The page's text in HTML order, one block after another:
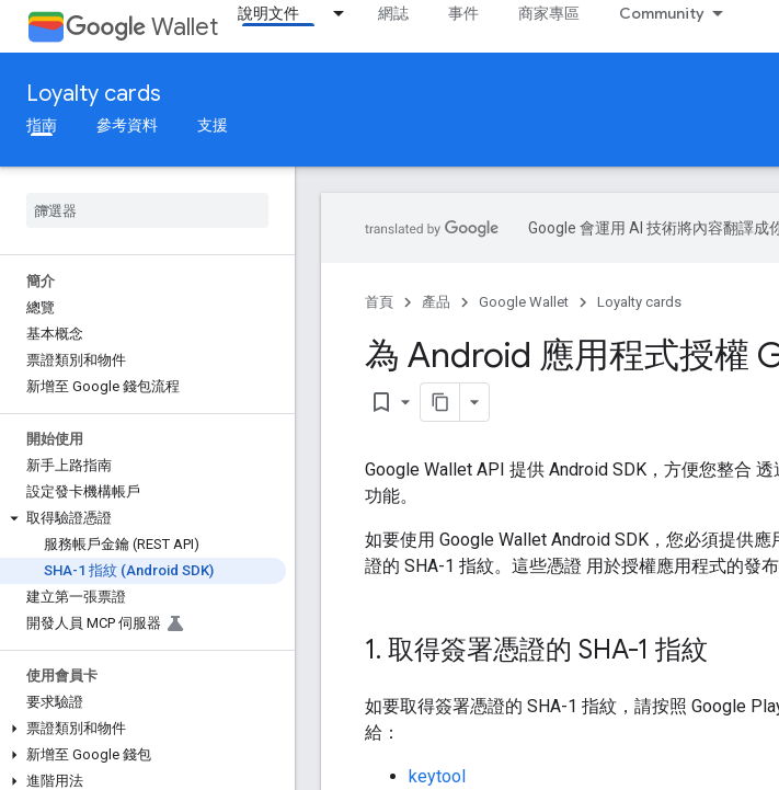
Wallet 說明文件 網誌 事件 商家專區 Community
Loyalty cards
指南
參考資料 支援
簡介
總覽
基本概念
票證類別和物件
新增至 Google 錢包流程
開始使用
新手上路指南
設定發卡機構帳戶
取得驗證憑證
服務帳戶金鑰 (REST API)
SHA-1 指紋 (Android SDK)
建立第一張票證
開發人員 MCP 伺服器
使用會員卡
要求驗證
票證類別和物件
新增至 Google 錢包
進階用法
Google 會運用 AI 技術將內容翻譯成
首頁 產品 Google Wallet Loyalty cards
為 Android 應用程式授權
bookmark_border
Google Wallet API 提供 Android SDK，方便您整合
功能。
如要使用 Google Wallet Android SDK，您必須提供
證的 SHA-1 指紋。這些憑證 用於授權應用程式的發
1. 取得簽署憑證的 SHA-1 指紋
如要取得簽署憑證的 SHA-1 指紋，請按照 Google
給：
keytool